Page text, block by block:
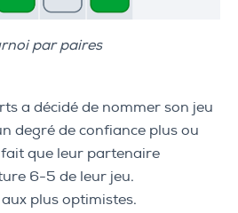
par paires
a décidé de nommer son jeu
degré de confiance plus ou
que leur partenaire
6-5 de leur jeu.
plus optimistes.